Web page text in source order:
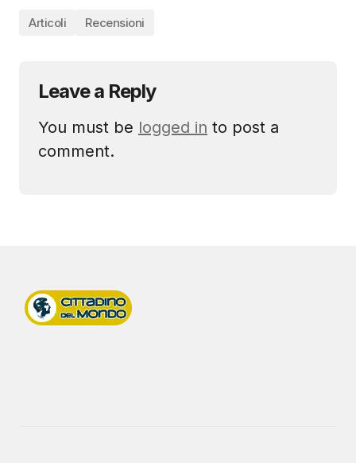
Articoli Recensioni
Leave a Reply
You must be logged in to post a
comment.